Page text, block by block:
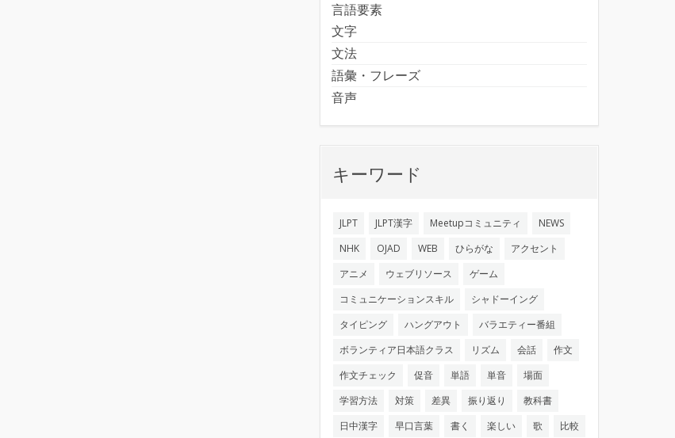
言語要素
文字
文法
語彙・フレーズ
音声
キーワード
JLPT JLPT漢字 Meetupコミュニティ
NEWS
NHK
OJAD WEB ひらがな
アクセント
アニメ
ウェブリソース
ゲーム
コミュニケーションスキル
シャドーイング
タイピング
ハングアウト
バラエティー番組
ボランティア日本語クラス
リズム 会話
作文
作文チェック
促音 単語 単音
場面
学習方法
対策 差異 振り返り
教科書
日中漢字
早口言葉 書く 楽しい 歌 比較